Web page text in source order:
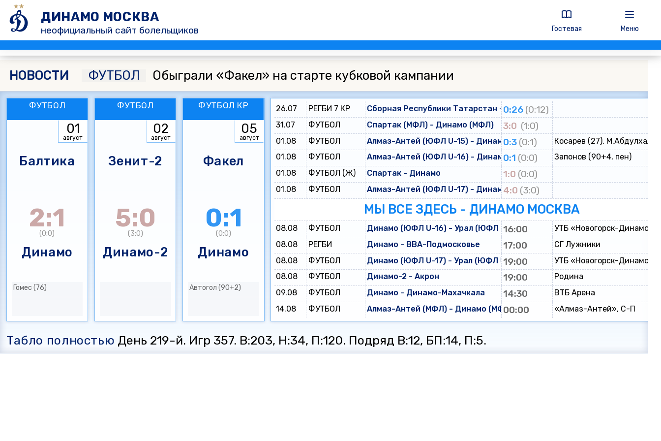
ДИНАМО МОСКВА
неофициальный сайт болельщиков Гостевая Меню
НОВОСТИ ФУТБОЛ Обыграли «Факел» на старте кубковой кампании
ФУТБОЛ
01
август
Балтика
2:1
(0:0)
Динамо
Гомес (76)
ФУТБОЛ
02
август
Зенит-2
5:0
(3:0)
Динамо-2
ФУТБОЛ КР
05
август
Факел
0:1
(0:0)
Динамо
Автогол (90+2)
26.07 РЕГБИ 7 КР Сборная Республики Татарстан - Динамо
0:26 (0:12)
31.07 ФУТБОЛ Спартак (МФЛ) - Динамо (МФЛ) 3:0 (1:0)
01.08 ФУТБОЛ Алмаз-Антей (ЮФЛ U-15) - Динамо (ЮФЛ U-15)
0:3 (0:1)
Косарев (27),
01.08
ФУТБОЛ Алмаз-Антей (ЮФЛ U-16) - Динамо (ЮФЛ U-16)
0:1 (0:0)
Запонов (90+4, пен)
01.08
ФУТБОЛ (Ж) Спартак - Динамо 1:0 (0:0)
01.08 ФУТБОЛ Алмаз-Антей (ЮФЛ U-17) - Динамо (ЮФЛ U-17)
4:0 (3:0)
МЫ ВСЕ ЗДЕСЬ - ДИНАМО МОСКВА
08.08 ФУТБОЛ Динамо (ЮФЛ U-16) - Урал (ЮФЛ U-16)
16:00
УТБ «Новогорск-Динамо»
08.08
РЕГБИ Динамо - ВВА-Подмосковье 17:00
СГ Лужники
08.08
ФУТБОЛ Динамо (ЮФЛ U-17) - Урал (ЮФЛ U-17)
19:00
УТБ «Новогорск-Динамо»
08.08
ФУТБОЛ Динамо-2 - Акрон 19:00
Родина
09.08
ФУТБОЛ Динамо - Динамо-Махачкала 14:30
ВТБ Арена
14.08
ФУТБОЛ Алмаз-Антей (МФЛ) - Динамо (МФЛ)00:00 «Алмаз-Антей», С-П
Табло полностью День 219-й. Игр 357. В:203, Н:34, П:120. Подряд В:12, БП:14, П:5.